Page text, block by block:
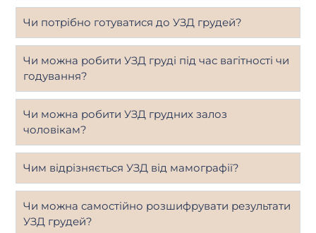
Чи потрібно готуватися до УЗД грудей?
Чи можна робити УЗД груді під час вагітності чи
годування?
Чи можна робити УЗД грудних залоз
чоловікам?
Чим відрізняється УЗД від мамографії?
Чи можна самостійно розшифрувати результати
УЗД грудей?